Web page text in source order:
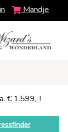
Mandje
€ 1.599,-!